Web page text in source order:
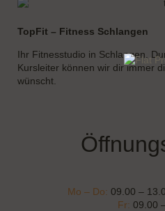
TopFit – Fitness Schlangen
Ihr Fitnesstudio in Schlangen.
Kursleiter können wir dir immer
wünscht.
Mo – Do: 09.00 –
Fr: 09.00